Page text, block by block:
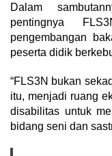
Dalam
pentingnya
pengembangan
peserta didik
“FLS3N bukan
itu, menjadi ruang
disabilitas untuk
bidang seni dan